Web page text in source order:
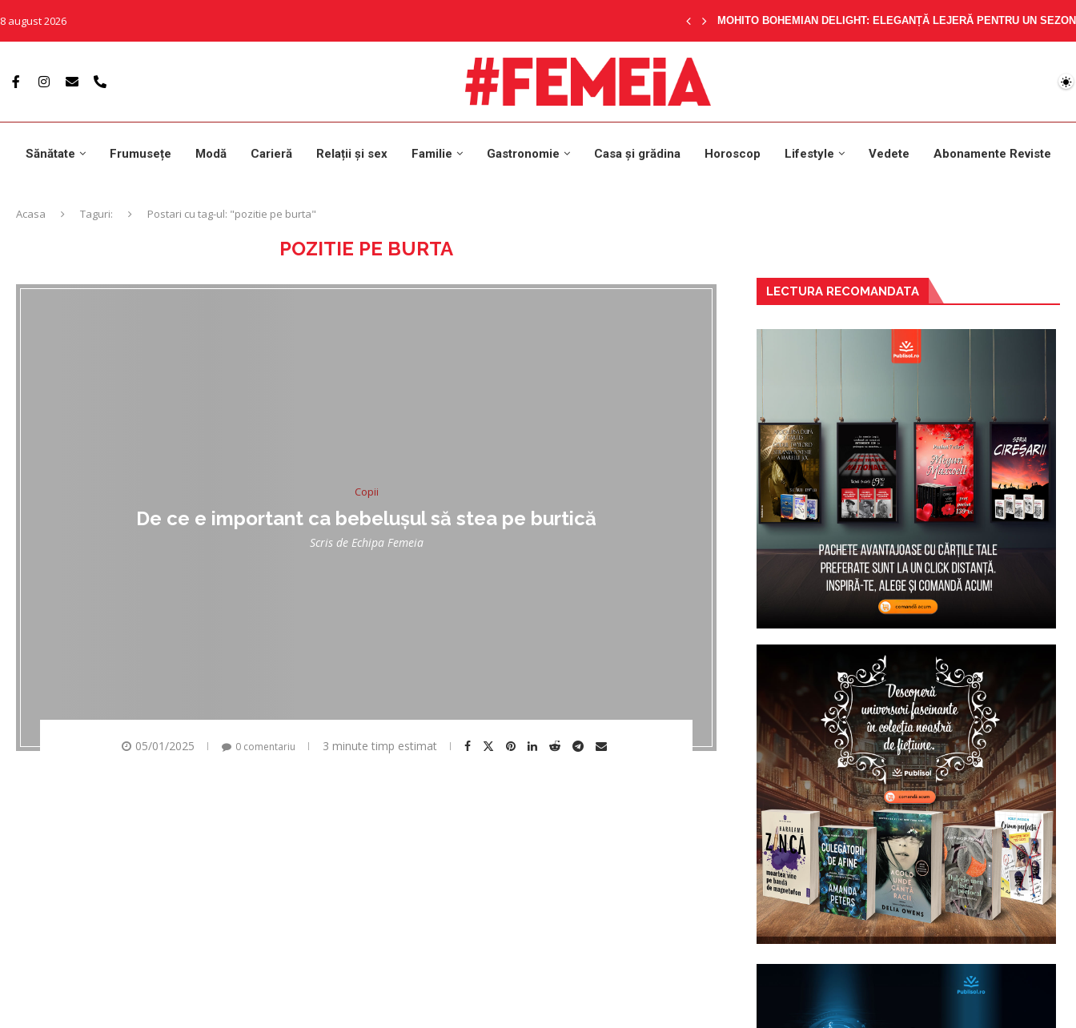
8 august 2026 MOHITO BOHEMIAN DELIGHT: ELEGANȚĂ LEJERĂ PENTRU UN
Sănătate Frumusețe Modă Carieră Relații și sex Familie Gastronomie Casa și grădina Horoscop Lifestyle Vedete Abonamente Reviste
Acasa Taguri: Postari cu tag-ul: "pozitie pe burta"
POZITIE PE BURTA
Copii
De ce e important ca bebelușul să stea pe burtică
Scris de Echipa Femeia
05/01/2025 0 comentariu 3 minute timp estimat
LECTURA RECOMANDATA